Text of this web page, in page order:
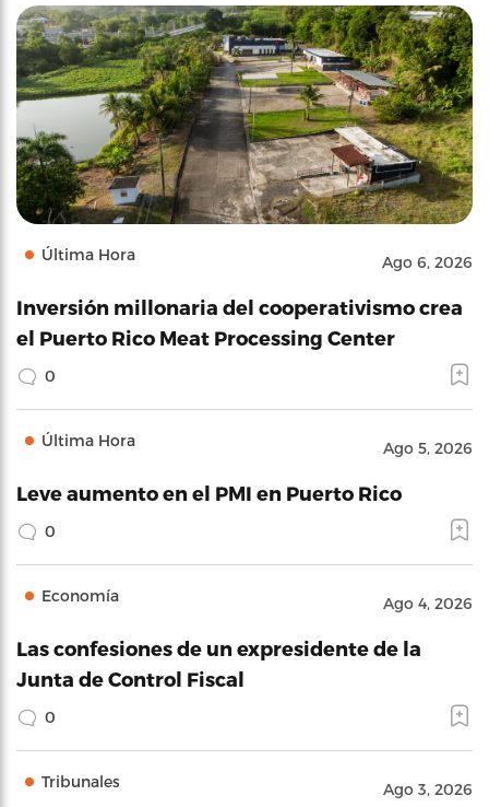
Última Hora Ago 6, 2026
Inversión millonaria del cooperativismo crea
el Puerto Rico Meat Processing Center
0
Última Hora Ago 5, 2026
Leve aumento en el PMI en Puerto Rico
0
Economía Ago 4, 2026
Las confesiones de un expresidente de la
Junta de Control Fiscal
0
Tribunales Ago 3, 2026